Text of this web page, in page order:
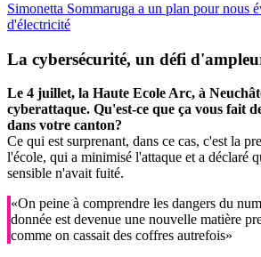
Simonetta Sommaruga a un plan pour nous
d'électricité
La cybersécurité, un défi
Le 4 juillet, la Haute Ecole Arc, à
cyberattaque. Qu'est-ce que ça vous fait
dans votre canton?
Ce qui est surprenant, dans ce cas, c'est la
l'école, qui a minimisé l'attaque et a déclaré
sensible n'avait fuité.
«On peine à comprendre les dangers du
donnée est devenue une nouvelle matière
comme on cassait des coffres autrefois»